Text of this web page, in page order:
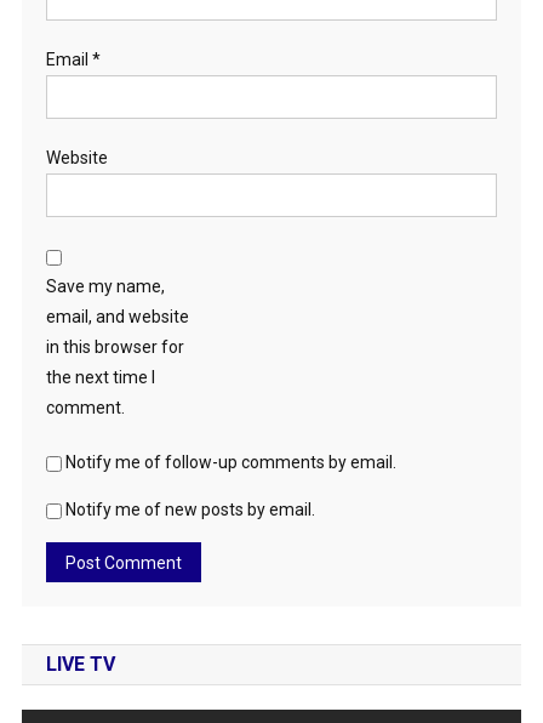
Email *
Website
Save my name,
email, and website
in this browser for
the next time I
comment.
Notify me of follow-up comments by email.
Notify me of new posts by email.
LIVE TV